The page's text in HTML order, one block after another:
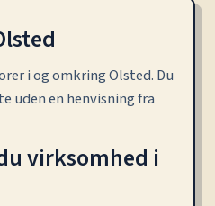
i og omkring Olsted. Du
uden en henvisning fra
virksomhed i